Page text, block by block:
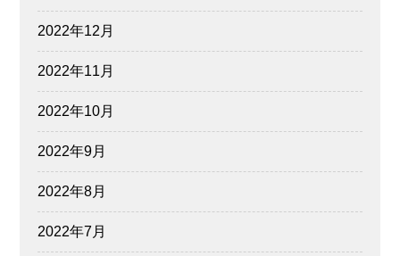
2022年12月
2022年11月
2022年10月
2022年9月
2022年8月
2022年7月